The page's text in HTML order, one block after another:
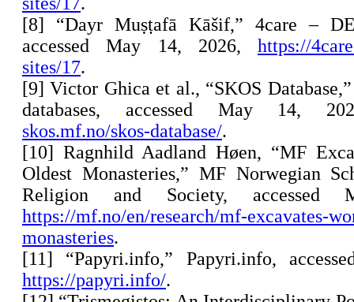
[8] “Dayr Muṣṭafā Kāšif,” 4care –
accessed May 14, 2026, https://
sites/17.
[9] Victor Ghica et al., “SKOS
databases, accessed May 14,
skos.mf.no/skos-database/.
[10] Ragnhild Aadland Høen, “MF
Oldest Monasteries,” MF Norwegian
Religion and Society, accessed
https://mf.no/en/research/mf-excavates-
monasteries.
[11] “Papyri.info,” Papyri.info,
https://papyri.info/.